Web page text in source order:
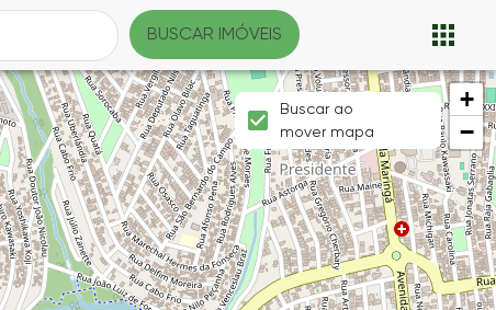
BUSCAR IMÓVEIS
+
−
Buscar ao
mover mapa